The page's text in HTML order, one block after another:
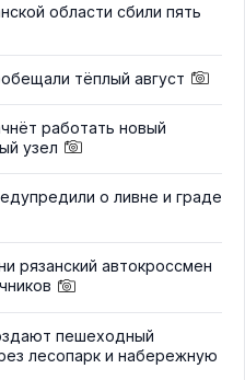
области сбили пять
тёплый август
работать новый
узел
о ливне и граде
рязанский автокроссмен
пешеходный
лесопарк и набережную